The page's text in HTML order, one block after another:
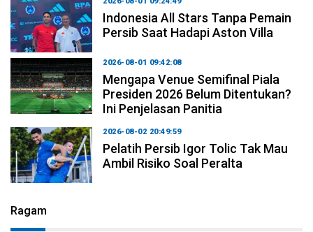
Indonesia All Stars Tanpa Pemain
Persib Saat Hadapi Aston Villa
2026-08-01 09:42:08
Mengapa Venue Semifinal Piala
Presiden 2026 Belum Ditentukan?
Ini Penjelasan Panitia
2026-08-02 20:49:59
Pelatih Persib Igor Tolic Tak Mau
Ambil Risiko Soal Peralta
Ragam